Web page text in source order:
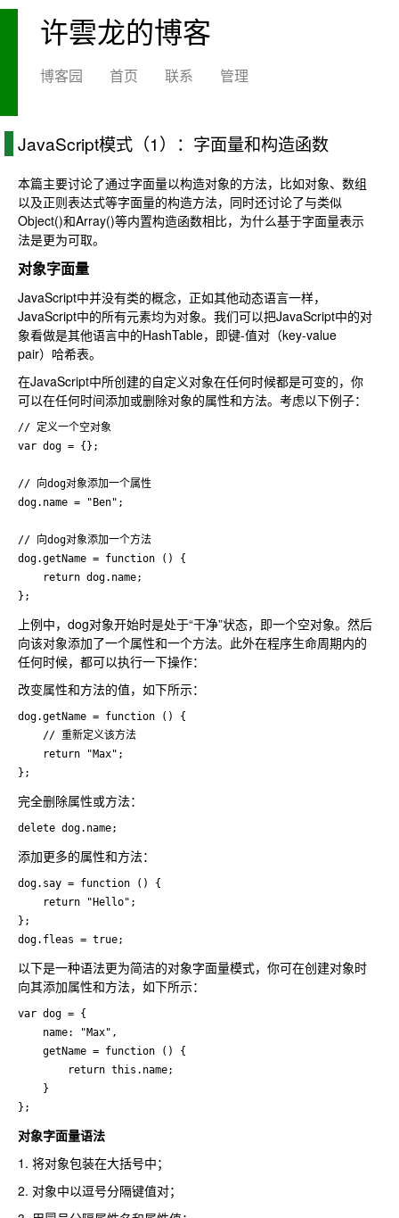
许雲龙的博客
博客园 首页 联系 管理
JavaScript模式（1）：字面量和构造函数
本篇主要讨论了通过字面量以构造对象的方法，比如对象、数组
以及正则表达式等字面量的构造方法，同时还讨论了与类似
Object()和Array()等内置构造函数相比，为什么基于字面量表示
法是更为可取。
对象字面量
JavaScript中并没有类的概念，正如其他动态语言一样，
JavaScript中的所有元素均为对象。我们可以把JavaScript中的对
象看做是其他语言中的HashTable，即键-值对（key-value
pair）哈希表。
在JavaScript中所创建的自定义对象在任何时候都是可变的，你
可以在任何时间添加或删除对象的属性和方法。考虑以下例子：
// 定义一个空对象
var dog = {};
// 向dog对象添加一个属性
dog.name = "Ben";
// 向dog对象添加一个方法
dog.getName = function () {
    return dog.name;
};
上例中，dog对象开始时是处于“干净”状态，即一个空对象。然后
向该对象添加了一个属性和一个方法。此外在程序生命周期内的
任何时候，都可以执行一下操作：
改变属性和方法的值，如下所示：
dog.getName = function () {
    // 重新定义该方法
    return "Max";
};
完全删除属性或方法：
delete dog.name;
添加更多的属性和方法：
dog.say = function () {
    return "Hello";
};
dog.fleas = true;
以下是一种语法更为简洁的对象字面量模式，你可在创建对象时
向其添加属性和方法，如下所示：
var dog = {
    name: "Max",
    getName = function () {
        return this.name;
    }
};
对象字面量语法
1. 将对象包装在大括号中；
2. 对象中以逗号分隔键值对；